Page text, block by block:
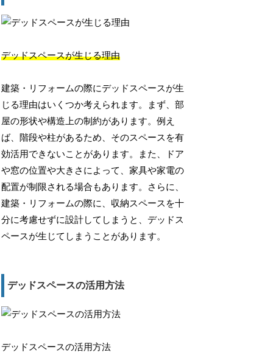
デッドスペースが生じる理由
建築・リフォームの際にデッドスペースが生
じる理由はいくつか考えられます。まず、部
屋の形状や構造上の制約があります。例え
ば、階段や柱があるため、そのスペースを有
効活用できないことがあります。また、ドア
や窓の位置や大きさによって、家具や家電の
配置が制限される場合もあります。さらに、
建築・リフォームの際に、収納スペースを十
分に考慮せずに設計してしまうと、デッドス
ペースが生じてしまうことがあります。
デッドスペースの活用方法
デッドスペースの活用方法